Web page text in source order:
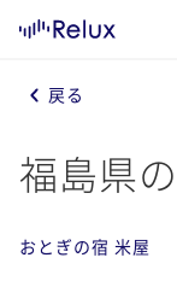
戻る
福島県
おとぎの宿 米屋